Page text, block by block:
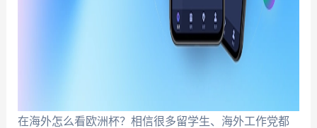
在海外怎么看欧洲杯？相信很多留学生、海外工作党都